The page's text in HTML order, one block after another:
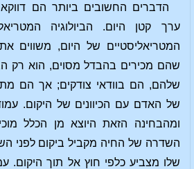
הדברים החשובים ביותר הם
ערך קטן היום. הביולוגיה
המטריאליסטיים של היום, משווים
שהם מכירים בהבדל מסוים, הוא רק
שלהם, הם בוודאי צודקים; אך הם
של האדם עם הכיוונים של היקום.
ומהבחינה הזאת היוצא מן הכלל
השדרה של החיה מקביל ביקום לפני
שלו מצביע כלפי חוץ אל תוך